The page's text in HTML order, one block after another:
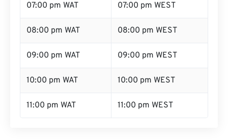
07:00 pm WAT 07:00 pm WEST
08:00 pm WAT 08:00 pm WEST
09:00 pm WAT 09:00 pm WEST
10:00 pm WAT 10:00 pm WEST
11:00 pm WAT 11:00 pm WEST